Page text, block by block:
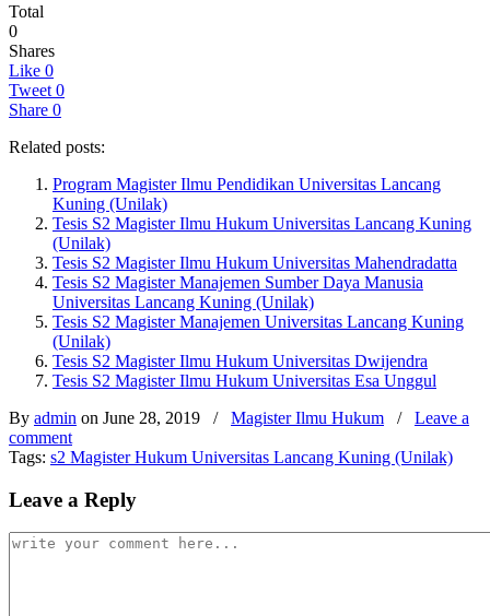
Total
0
Shares
Like 0
Tweet 0
Share 0
Related posts:
Program Magister Ilmu Pendidikan Universitas Lancang
Kuning (Unilak)
Tesis S2 Magister Ilmu Hukum Universitas Lancang Kuning
(Unilak)
Tesis S2 Magister Ilmu Hukum Universitas Mahendradatta
Tesis S2 Magister Manajemen Sumber Daya Manusia
Universitas Lancang Kuning (Unilak)
Tesis S2 Magister Manajemen Universitas Lancang Kuning
(Unilak)
Tesis S2 Magister Ilmu Hukum Universitas Dwijendra
Tesis S2 Magister Ilmu Hukum Universitas Esa Unggul
By admin on June 28, 2019 / Magister Ilmu Hukum / Leave a
comment
Tags: s2 Magister Hukum Universitas Lancang Kuning (Unilak)
Leave a Reply